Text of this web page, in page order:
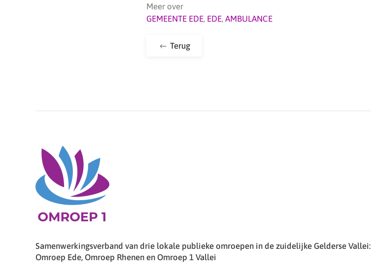
Meer over
GEMEENTE EDE, EDE, AMBULANCE
Terug
Samenwerkingsverband van drie lokale publieke omroepen in de zuidelijke Gelderse Vallei:
Omroep Ede, Omroep Rhenen en Omroep 1 Vallei